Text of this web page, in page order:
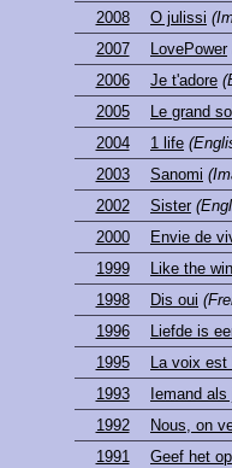
2008
O julissi
2007
LovePower
2006
Je t'adore
2005
Le grand
2004
1 life
2003
Sanomi
2002
Sister
2000
Envie de
1999
Like the
1998
Dis oui
1996
Liefde is
1995
La voix est
1993
Iemand als
1992
Nous, on
1991
Geef het op